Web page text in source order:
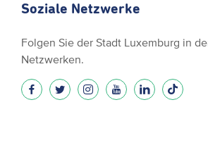
Soziale Netzwerke
Folgen Sie der Stadt Luxemburg in
Netzwerken.